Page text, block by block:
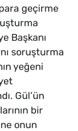
geçirme
Başkanı
soruşturma
yeğeni
Gül’ün
bir
onun